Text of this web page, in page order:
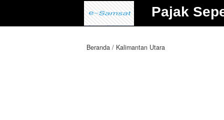
Pajak
Beranda Kalimantan Utara